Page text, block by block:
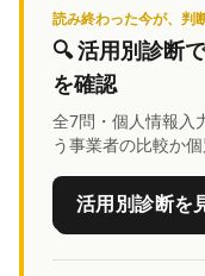
読み終わった今が、判
🔍活用別診断
を確認
全7問・個人情報入
う事業者の比較か
活用別診断を